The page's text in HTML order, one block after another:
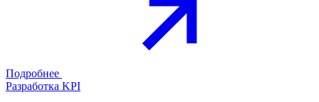
Подробнее
Разработка KPI